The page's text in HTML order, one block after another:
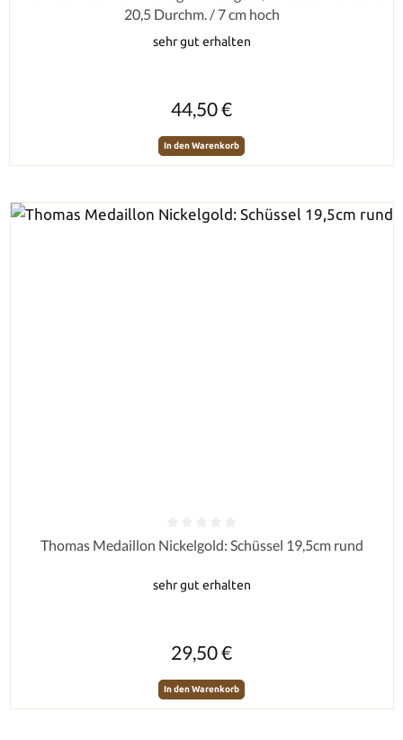
20,5 Durchm. / 7 cm hoch
sehr gut erhalten
44,50 €
In den Warenkorb
Durchschnittliche Bewertung von 0 von 5 Sternen
Thomas Medaillon Nickelgold: Schüssel 19,5cm rund
sehr gut erhalten
29,50 €
In den Warenkorb